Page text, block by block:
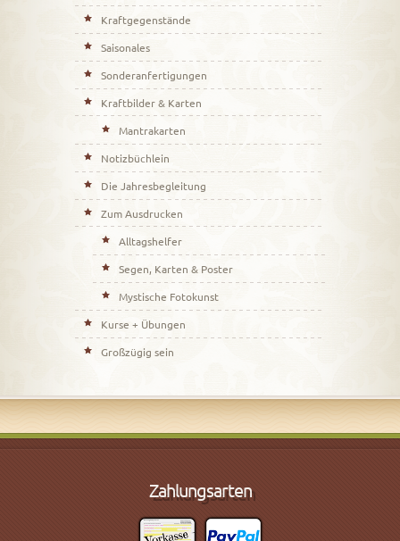
Kraftgegenstände
Saisonales
Sonderanfertigungen
Kraftbilder & Karten
Mantrakarten
Notizbüchlein
Die Jahresbegleitung
Zum Ausdrucken
Alltagshelfer
Segen, Karten & Poster
Mystische Fotokunst
Kurse + Übungen
Großzügig sein
Zahlungsarten